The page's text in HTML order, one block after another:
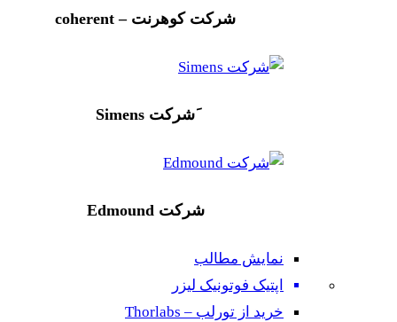
شرکت کوهرنت – coherent
َشرکت Simens
شرکت Edmound
نمایش مطالب
اپتیک فوتونیک لیزر
خرید از تورلب – Thorlabs